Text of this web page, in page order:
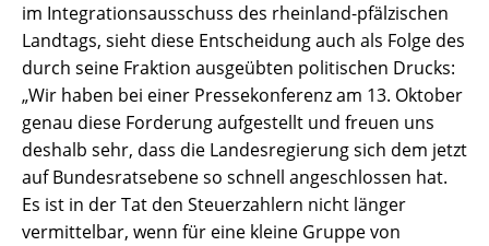
im Integrationsausschuss des rheinland-pfälzischen
Landtags, sieht diese Entscheidung auch als Folge des
durch seine Fraktion ausgeübten politischen Drucks:
„Wir haben bei einer Pressekonferenz am 13. Oktober
genau diese Forderung aufgestellt und freuen uns
deshalb sehr, dass die Landesregierung sich dem jetzt
auf Bundesratsebene so schnell angeschlossen hat.
Es ist in der Tat den Steuerzahlern nicht länger
vermittelbar, wenn für eine kleine Gruppe von